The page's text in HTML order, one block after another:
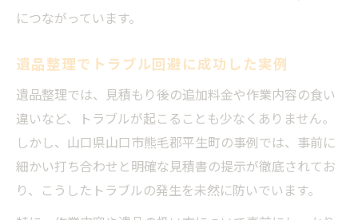
につながっています。
遺品整理でトラブル回避に成功した実例
遺品整理では、見積もり後の追加料金や作業内容の食い
違いなど、トラブルが起こることも少なくありません。
しかし、山口県山口市熊毛郡平生町の事例では、事前に
細かい打ち合わせと明確な見積書の提示が徹底されてお
り、こうしたトラブルの発生を未然に防いでいます。